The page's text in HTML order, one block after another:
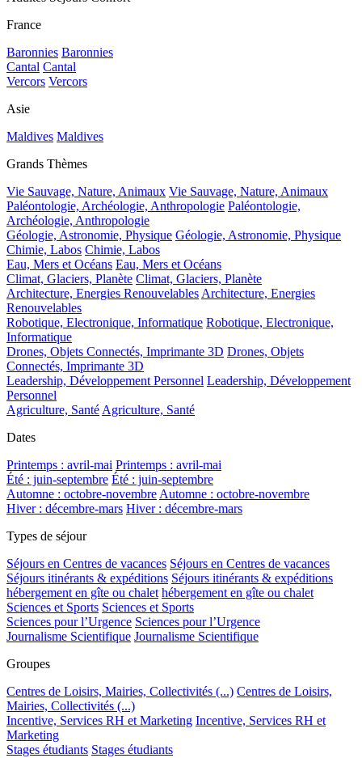
France
Baronnies Baronnies
Cantal Cantal
Vercors Vercors
Asie
Maldives Maldives
Grands Thèmes
Vie Sauvage, Nature, Animaux Vie Sauvage, Nature, Animaux
Paléontologie, Archéologie, Anthropologie Paléontologie,
Archéologie, Anthropologie
Géologie, Astronomie, Physique Géologie, Astronomie, Physique
Chimie, Labos Chimie, Labos
Eau, Mers et Océans Eau, Mers et Océans
Climat, Glaciers, Planète Climat, Glaciers, Planète
Architecture, Energies RenouvelablesArchitecture, Energies
Renouvelables
Robotique, Electronique, Informatique Robotique, Electronique,
Informatique
Drones, Objets Connectés, Imprimante 3D Drones, Objets
Connectés, Imprimante 3D
Leadership, Développement Personnel Leadership, Développement
Personnel
Agriculture, SantéAgriculture, Santé
Dates
Printemps : avril-mai Printemps : avril-mai
Été : juin-septembre Été : juin-septembre
Automne : octobre-novembreAutomne : octobre-novembre
Hiver : décembre-mars Hiver : décembre-mars
Types de séjour
Séjours en Centres de vacances Séjours en Centres de vacances
Séjours itinérants & expéditions Séjours itinérants & expéditions
hébergement en gîte ou chalet hébergement en gîte ou chalet
Sciences et Sports Sciences et Sports
Sciences pour l’Urgence Sciences pour l’Urgence
Journalisme Scientifique Journalisme Scientifique
Groupes
Centres de Loisirs, Mairies, Collectivités (...) Centres de Loisirs,
Mairies, Collectivités (...)
Incentive, Services RH et Marketing Incentive, Services RH et
Marketing
Stages étudiants Stages étudiants